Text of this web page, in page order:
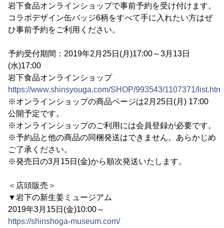
岩下食品オンラインショップで事前予約を受け付けます。
コラボデザイン缶バッジ6柄をすべて手に入れたい方はぜ
ひ事前予約をご利用ください。
予約受付期間：2019年2月25日(月)17:00～3月13日
(水)17:00
岩下食品オンラインショップ
https://www.shinsyouga.com/SHOP/993543/1107371/list.html
※オンラインショップの商品ページは2月25日(月) 17:00
公開予定です。
※オンラインショップのご利用には会員登録が必要です。
※予約品と他の商品の同梱発送はできません。あらかじめ
ご了承ください。
※発売日の3月15日(金)から順次発送いたします。
＜店頭販売＞
▼岩下の新生姜ミュージアム
2019年3月15日(金)10:00～
https://shinshoga-museum.com/